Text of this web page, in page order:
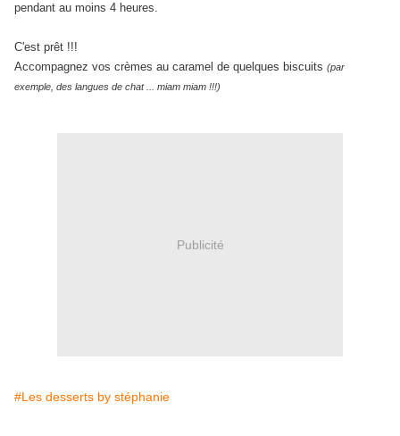
pendant au moins 4 heures.
C'est prêt !!!
Accompagnez vos crèmes au caramel de quelques biscuits (par
exemple, des langues de chat ... miam miam !!!)
Publicité
#Les desserts by stéphanie